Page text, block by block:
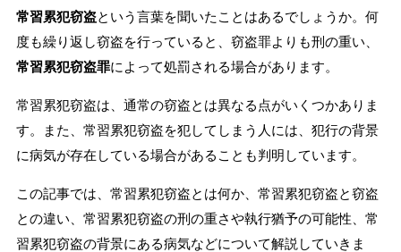
弁護士費用
アクセス
解決実績
ご依頼者からのお手紙
常習累犯窃盗という言葉を聞いたことはあるでしょうか。何
度も繰り返し窃盗を行っていると、窃盗罪よりも刑の重い、
常習累犯窃盗罪によって処罰される場合があります。
常習累犯窃盗は、通常の窃盗とは異なる点がいくつかありま
す。また、常習累犯窃盗を犯してしまう人には、犯行の背景
に病気が存在している場合があることも判明しています。
この記事では、常習累犯窃盗とは何か、常習累犯窃盗と窃盗
との違い、常習累犯窃盗の刑の重さや執行猶予の可能性、常
習累犯窃盗の背景にある病気などについて解説していきま